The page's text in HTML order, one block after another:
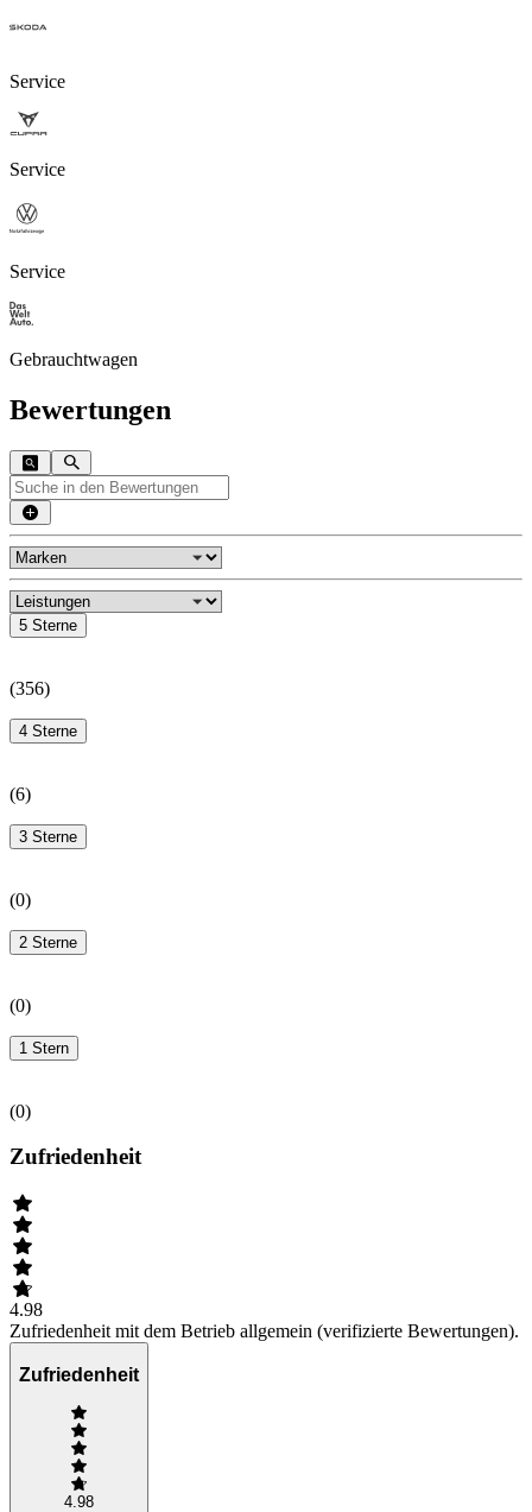
Service
Service
Service
Gebrauchtwagen
Bewertungen
5 Sterne
(356)
4 Sterne
(6)
3 Sterne
(0)
2 Sterne
(0)
1 Stern
(0)
Zufriedenheit
4.98
Zufriedenheit mit dem Betrieb allgemein (verifizierte Bewertungen).
Zufriedenheit
4.98